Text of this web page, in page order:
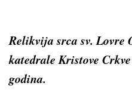
Relikvija srca sv. Lovre
katedrale Kristove
godina.